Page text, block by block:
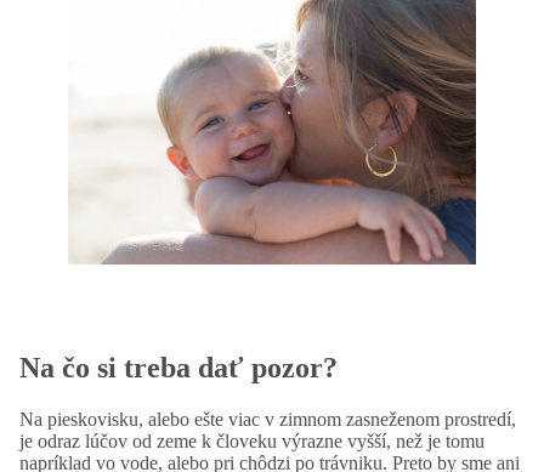
Na čo si treba dať pozor?
Na pieskovisku, alebo ešte viac v zimnom zasneženom prostredí,
je odraz lúčov od zeme k človeku výrazne vyšší, než je tomu
napríklad vo vode, alebo pri chôdzi po trávniku. Preto by sme ani